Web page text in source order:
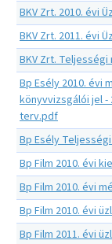
BKV Zrt. 2010. évi
BKV Zrt. 2011. évi
BKV Zrt.
Bp Esély 2010. évi
könyvvizsgálói jel -
terv.pdf
Bp Esély
Bp Film 2010. évi
Bp Film 2010. évi
Bp Film 2010. évi
Bp Film 2011. évi